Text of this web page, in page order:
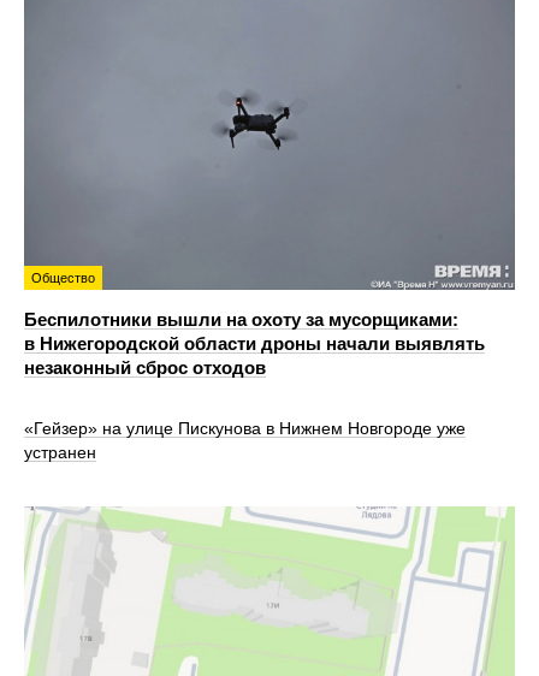
Общество
Беспилотники вышли на охоту за мусорщиками:
в Нижегородской области дроны начали выявлять
незаконный сброс отходов
«Гейзер» на улице Пискунова в Нижнем Новгороде уже
устранен